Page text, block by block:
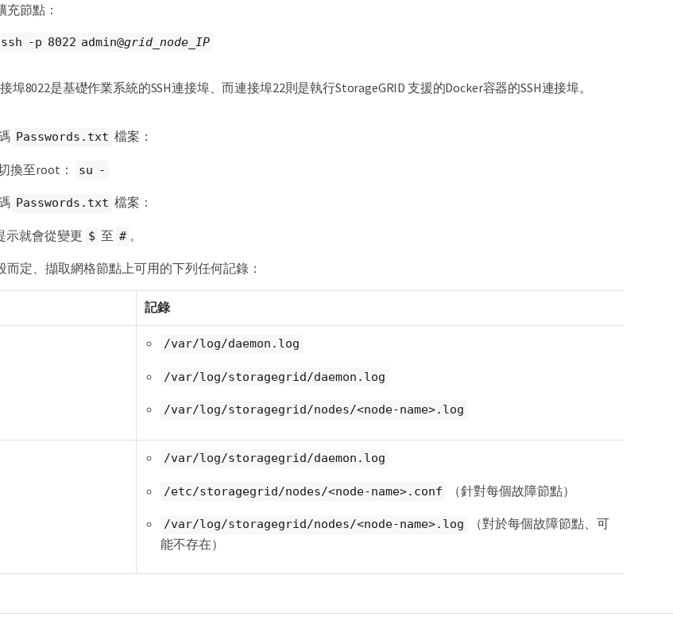
節點：
ssh -p 8022 admin@grid_node_IP
埠8022是基礎作業系統的SSH連接埠、而連接埠22則是執行StorageGRID 支援的Docker容器的SSH連接埠。
Passwords.txt 檔案：
換至root： su -
Passwords.txt 檔案：
示就會從變更 $ 至 # 。
而定、擷取網格節點上可用的下列任何記錄：
記錄
/var/log/daemon.log
/var/log/storagegrid/daemon.log
/var/log/storagegrid/nodes/<node-name>.log
/var/log/storagegrid/daemon.log
/etc/storagegrid/nodes/<node-name>.conf （針對每個故障節點）
/var/log/storagegrid/nodes/<node-name>.log
（對於每個故障節點、可
能不存在）